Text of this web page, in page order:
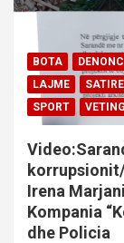
BOTA
LAJME
SPORT
VETING
Irena
Kompania
dhe Policia